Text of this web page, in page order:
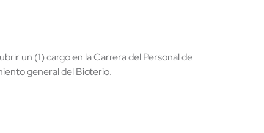
un (1) cargo en la Carrera del Personal de
general del Bioterio.